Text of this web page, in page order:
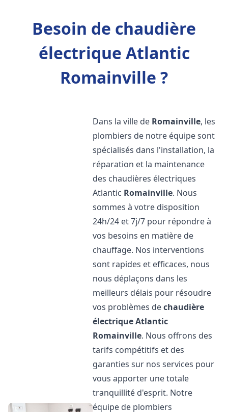
Besoin de chaudière
électrique Atlantic
Romainville ?
Dans la ville de Romainville, les
plombiers de notre équipe sont
spécialisés dans l'installation, la
réparation et la maintenance
des chaudières électriques
Atlantic Romainville. Nous
sommes à votre disposition
24h/24 et 7j/7 pour répondre à
vos besoins en matière de
chauffage. Nos interventions
sont rapides et efficaces, nous
nous déplaçons dans les
meilleurs délais pour résoudre
vos problèmes dechaudière
électrique Atlantic
Romainville. Nous offrons des
tarifs compétitifs et des
garanties sur nos services pour
vous apporter une totale
tranquillité d'esprit. Notre
équipe de plombiers